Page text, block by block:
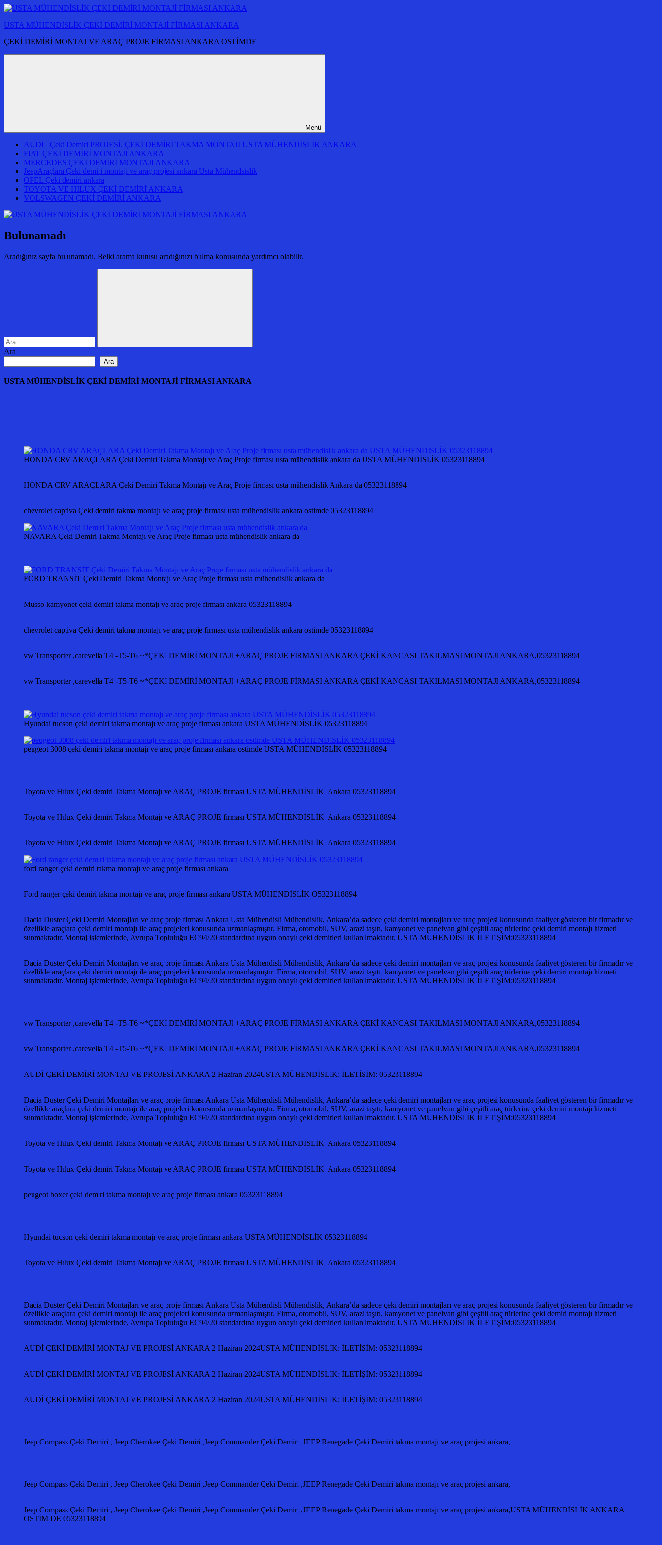
İçeriğe
USTA MÜHENDİSLİK ÇEKİ DEMİRİ MONTAJİ FİRMASI ANKARA
ÇEKİ DEMİRİ MONTAJ VE ARAÇ PROJE FİRMASI ANKARA OSTİMDE
Menü
AUDI Çeki Demiri PROJESİ. ÇEKİ DEMİRİ TAKMA MONTAJI USTA MÜHENDİSLİK ANKARA
FIAT ÇEKİ DEMİRİ MONTAJI ANKARA
MERCEDES ÇEKİ DEMİRİ MONTAJI ANKARA
JeepAraçlara Çeki demiri montajı ve araç projesi ankara Usta Mühendsislik
OPEL Çeki demiri ankara
TOYOTA VE HILUX ÇEKİ DEMİRİ ANKARA
VOLSWAGEN ÇEKİ DEMİRİ ANKARA
Bulunamadı
Aradığınız sayfa bulunamadı. Belki arama kutusu aradığınızı bulma konusunda yardımcı olabilir.
Ara
Ara
Ara
USTA MÜHENDİSLİK ÇEKİ DEMİRİ MONTAJİ FİRMASI ANKARA
HONDA CRV ARAÇLARA Çeki Demiri Takma Montajı ve Araç Proje firması usta mühendislik ankara da USTA MÜHENDİSLİK 05323118894
HONDA CRV ARAÇLARA Çeki Demiri Takma Montajı ve Araç Proje firması usta mühendislik Ankara da 05323118894
chevrolet captiva Çeki demiri takma montajı ve araç proje firması usta mühendislik ankara ostimde 05323118894
NAVARA Çeki Demiri Takma Montajı ve Araç Proje firması usta mühendislik ankara da
FORD TRANSİT Çeki Demiri Takma Montajı ve Araç Proje firması usta mühendislik ankara da
Musso kamyonet çeki demiri takma montajı ve araç proje firması ankara 05323118894
chevrolet captiva Çeki demiri takma montajı ve araç proje firması usta mühendislik ankara ostimde 05323118894
vw Transporter ,carevella T4 -T5-T6 ~*ÇEKİ DEMİRİ MONTAJI +ARAÇ PROJE FİRMASI ANKARA ÇEKİ KANCASI TAKILMASI MONTAJI ANKARA,05323118894
vw Transporter ,carevella T4 -T5-T6 ~*ÇEKİ DEMİRİ MONTAJI +ARAÇ PROJE FİRMASI ANKARA ÇEKİ KANCASI TAKILMASI MONTAJI ANKARA,05323118894
Hyundai tucson çeki demiri takma montajı ve araç proje firması ankara USTA MÜHENDİSLİK 05323118894
peugeot 3008 çeki demiri takma montajı ve araç proje firması ankara ostimde USTA MÜHENDİSLİK 05323118894
Toyota ve Hılux Çeki demiri Takma Montajı ve ARAÇ PROJE firması USTA MÜHENDİSLİK Ankara 05323118894
Toyota ve Hılux Çeki demiri Takma Montajı ve ARAÇ PROJE firması USTA MÜHENDİSLİK Ankara 05323118894
Toyota ve Hılux Çeki demiri Takma Montajı ve ARAÇ PROJE firması USTA MÜHENDİSLİK Ankara 05323118894
ford ranger çeki demiri takma montajı ve araç proje firması ankara
Ford ranger çeki demiri takma montajı ve araç proje firması ankara USTA MÜHENDİSLİK O5323118894
Dacia Duster Çeki Demiri Montajları ve araç proje firması Ankara Usta Mühendisli Mühendislik, Ankara’da sadece çeki demiri montajları ve araç projesi konusunda faaliyet gösteren bir firmadır ve
özellikle araçlara çeki demiri montajı ile araç projeleri konusunda uzmanlaşmıştır. Firma, otomobil, SUV, arazi taşıtı, kamyonet ve panelvan gibi çeşitli araç türlerine çeki demiri montajı hizmeti
sunmaktadır. Montaj işlemlerinde, Avrupa Topluluğu EC94/20 standardına uygun onaylı çeki demirleri kullanılmaktadır. USTA MÜHENDİSLİK İLETİŞİM:05323118894
Dacia Duster Çeki Demiri Montajları ve araç proje firması Ankara Usta Mühendisli Mühendislik, Ankara’da sadece çeki demiri montajları ve araç projesi konusunda faaliyet gösteren bir firmadır ve
özellikle araçlara çeki demiri montajı ile araç projeleri konusunda uzmanlaşmıştır. Firma, otomobil, SUV, arazi taşıtı, kamyonet ve panelvan gibi çeşitli araç türlerine çeki demiri montajı hizmeti
sunmaktadır. Montaj işlemlerinde, Avrupa Topluluğu EC94/20 standardına uygun onaylı çeki demirleri kullanılmaktadır. USTA MÜHENDİSLİK İLETİŞİM:05323118894
vw Transporter ,carevella T4 -T5-T6 ~*ÇEKİ DEMİRİ MONTAJI +ARAÇ PROJE FİRMASI ANKARA ÇEKİ KANCASI TAKILMASI MONTAJI ANKARA,05323118894
vw Transporter ,carevella T4 -T5-T6 ~*ÇEKİ DEMİRİ MONTAJI +ARAÇ PROJE FİRMASI ANKARA ÇEKİ KANCASI TAKILMASI MONTAJI ANKARA,05323118894
AUDİ ÇEKİ DEMİRİ MONTAJ VE PROJESİ ANKARA 2 Haziran 2024USTA MÜHENDİSLİK: İLETİŞİM: 05323118894
Dacia Duster Çeki Demiri Montajları ve araç proje firması Ankara Usta Mühendisli Mühendislik, Ankara’da sadece çeki demiri montajları ve araç projesi konusunda faaliyet gösteren bir firmadır ve
özellikle araçlara çeki demiri montajı ile araç projeleri konusunda uzmanlaşmıştır. Firma, otomobil, SUV, arazi taşıtı, kamyonet ve panelvan gibi çeşitli araç türlerine çeki demiri montajı hizmeti
sunmaktadır. Montaj işlemlerinde, Avrupa Topluluğu EC94/20 standardına uygun onaylı çeki demirleri kullanılmaktadır. USTA MÜHENDİSLİK İLETİŞİM:05323118894
Toyota ve Hılux Çeki demiri Takma Montajı ve ARAÇ PROJE firması USTA MÜHENDİSLİK Ankara 05323118894
Toyota ve Hılux Çeki demiri Takma Montajı ve ARAÇ PROJE firması USTA MÜHENDİSLİK Ankara 05323118894
peugeot boxer çeki demiri takma montajı ve araç proje firması ankara 05323118894
Hyundai tucson çeki demiri takma montajı ve araç proje firması ankara USTA MÜHENDİSLİK 05323118894
Toyota ve Hılux Çeki demiri Takma Montajı ve ARAÇ PROJE firması USTA MÜHENDİSLİK Ankara 05323118894
Dacia Duster Çeki Demiri Montajları ve araç proje firması Ankara Usta Mühendisli Mühendislik, Ankara’da sadece çeki demiri montajları ve araç projesi konusunda faaliyet gösteren bir firmadır ve
özellikle araçlara çeki demiri montajı ile araç projeleri konusunda uzmanlaşmıştır. Firma, otomobil, SUV, arazi taşıtı, kamyonet ve panelvan gibi çeşitli araç türlerine çeki demiri montajı hizmeti
sunmaktadır. Montaj işlemlerinde, Avrupa Topluluğu EC94/20 standardına uygun onaylı çeki demirleri kullanılmaktadır. USTA MÜHENDİSLİK İLETİŞİM:05323118894
AUDİ ÇEKİ DEMİRİ MONTAJ VE PROJESİ ANKARA 2 Haziran 2024USTA MÜHENDİSLİK: İLETİŞİM: 05323118894
AUDİ ÇEKİ DEMİRİ MONTAJ VE PROJESİ ANKARA 2 Haziran 2024USTA MÜHENDİSLİK: İLETİŞİM: 05323118894
AUDİ ÇEKİ DEMİRİ MONTAJ VE PROJESİ ANKARA 2 Haziran 2024USTA MÜHENDİSLİK: İLETİŞİM: 05323118894
Jeep Compass Çeki Demiri , Jeep Cherokee Çeki Demiri ,Jeep Commander Çeki Demiri ,JEEP Renegade Çeki Demiri takma montajı ve araç projesi ankara,
Jeep Compass Çeki Demiri , Jeep Cherokee Çeki Demiri ,Jeep Commander Çeki Demiri ,JEEP Renegade Çeki Demiri takma montajı ve araç projesi ankara,
Jeep Compass Çeki Demiri , Jeep Cherokee Çeki Demiri ,Jeep Commander Çeki Demiri ,JEEP Renegade Çeki Demiri takma montajı ve araç projesi ankara,USTA MÜHENDİSLİK ANKARA
OSTİM DE 05323118894